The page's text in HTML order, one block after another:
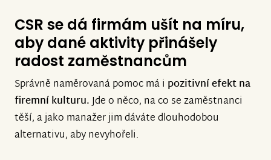
CSR se dá firmám ušít na míru,
aby dané aktivity přinášely
radost zaměstnancům
Správně naměrovaná pomoc má i pozitivní efekt na
firemní kulturu.Jde o něco, na co se zaměstnanci
těší, a jako manažer jim dáváte dlouhodobou
alternativu, aby nevyhořeli.